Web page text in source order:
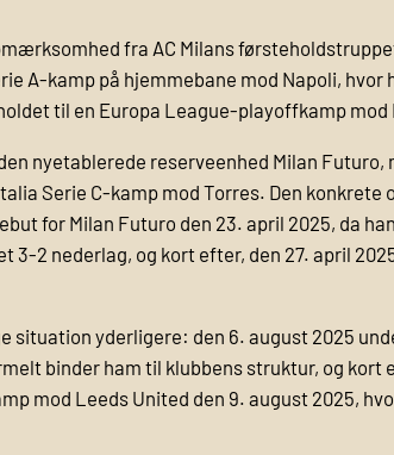
fra AC Milans
A-kamp på hjemmebane mod Napoli,
til en Europa League-playoffkamp mod
nyetablerede reserveenhed Milan
Serie C-kamp mod Torres. Den
for Milan Futuro den 23. april 2025, da
3-2 nederlag, og kort efter, den 27. april
yderligere: den 6. august 2025
binder ham til klubbens struktur, og
mod Leeds United den 9. august 2025,